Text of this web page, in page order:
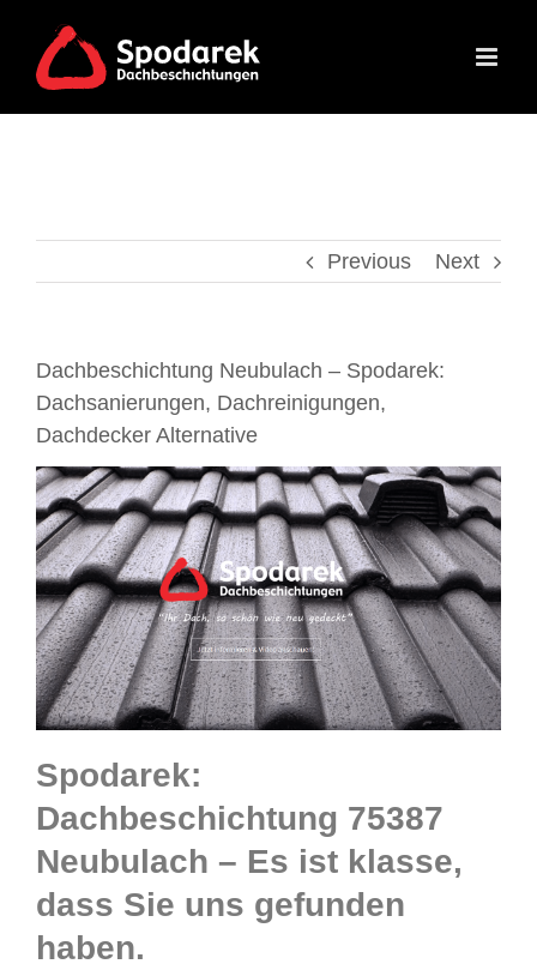
content
Previous Next
Dachbeschichtung Neubulach – Spodarek:
Dachsanierungen, Dachreinigungen,
Dachdecker Alternative
Spodarek:
Dachbeschichtung 75387
Neubulach – Es ist klasse,
dass Sie uns gefunden
haben.